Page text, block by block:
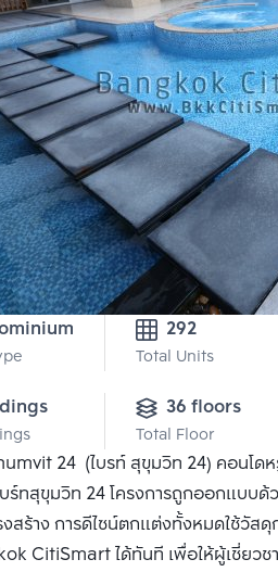
292
Total Units
36 floors
Total Floor
24 (ไบรท์ สุขุมวิท 24) คอนโดห
บร์ทสุขุมวิท 24 โครงการถูกออกแบ
งสร้าง การดีไซน์ตกแต่งทั้งหมดใช้วั
CitiSmart ได้ทันที เพื่อให้ผู้เชี่ยว